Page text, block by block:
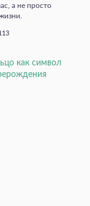
а не просто